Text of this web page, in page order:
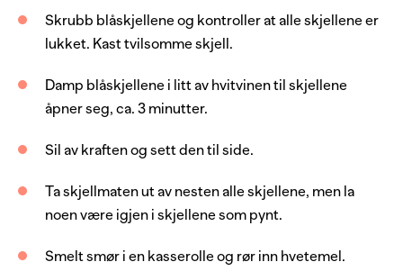
200 g
reker, uten skall
1 stk
purreløk
ss
Skrubb blåskjellene og kontroller at alle skjellene er
lukket. Kast tvilsomme skjell.
Damp blåskjellene i litt av hvitvinen til skjellene
åpner seg, ca. 3 minutter.
Sil av kraften og sett den til side.
Ta skjellmaten ut av nesten alle skjellene, men la
noen være igjen i skjellene som pynt.
Smelt smør i en kasserolle og rør inn hvetemel.